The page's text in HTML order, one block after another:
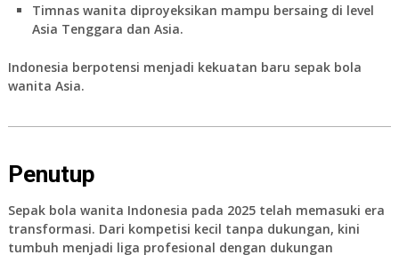
Timnas wanita diproyeksikan mampu bersaing di level
Asia Tenggara dan Asia.
Indonesia berpotensi menjadi kekuatan baru sepak bola
wanita Asia.
Penutup
Sepak bola wanita Indonesia pada 2025 telah memasuki era
transformasi. Dari kompetisi kecil tanpa dukungan, kini
tumbuh menjadi liga profesional dengan dukungan